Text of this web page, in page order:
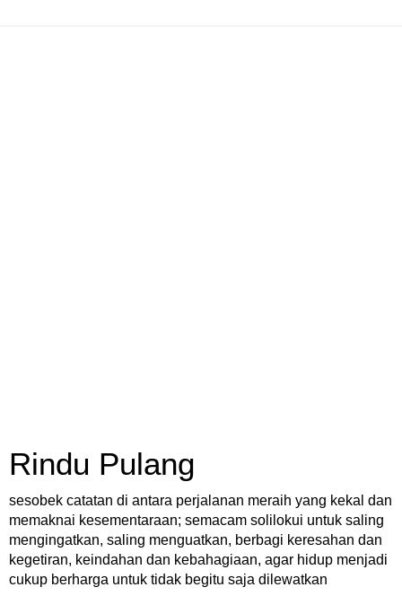
Rindu Pulang
sesobek catatan di antara perjalanan meraih yang kekal dan
memaknai kesementaraan; semacam solilokui untuk saling
mengingatkan, saling menguatkan, berbagi keresahan dan
kegetiran, keindahan dan kebahagiaan, agar hidup menjadi
cukup berharga untuk tidak begitu saja dilewatkan